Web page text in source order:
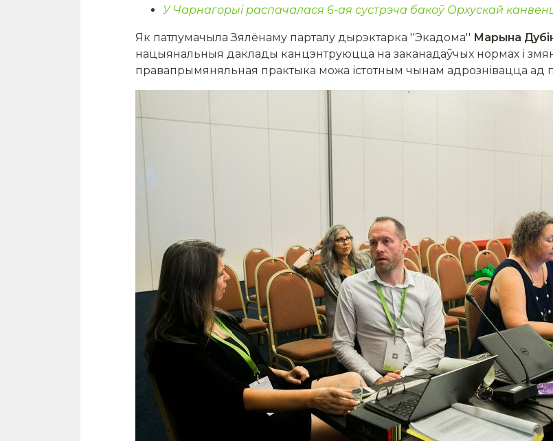
У Чарнагорыі распачалася 6-ая сустрэча бакоў Орхускай
Як патлумачыла Зялёнаму парталу дырэктарка ''Экадома'' Марына
нацыянальныя даклады канцэнтруюцца на заканадаўчых нормах і
правапрымяняльная практыка можа істотным чынам адрознівацца ад